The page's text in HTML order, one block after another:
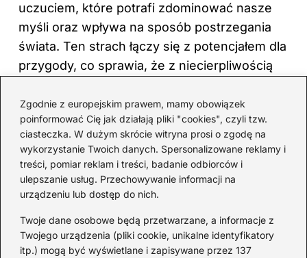
Zgodnie z europejskim prawem, mamy obowiązek
poinformować Cię jak działają pliki "cookies", czyli tzw.
ciasteczka. W dużym skrócie witryna prosi o zgodę na
wykorzystanie Twoich danych. Spersonalizowane reklamy i
treści, pomiar reklam i treści, badanie odbiorców i
ulepszanie usług. Przechowywanie informacji na
urządzeniu lub dostęp do nich.
Twoje dane osobowe będą przetwarzane, a informacje z
Twojego urządzenia (pliki cookie, unikalne identyfikatory
itp.) mogą być wyświetlane i zapisywane przez 137
uczuciem, które potrafi zdominować nasze
myśli oraz wpływa na sposób postrzegania
świata. Ten strach łączy się z potencjałem dla
przygody, co sprawia, że z niecierpliwością
Odkrywanie mitów Cthulhu daje mi możliwość
swobodnego eksplorowania moich lęków w
bezpiecznym środowisku. Każda sesja
przynosi nowe przygody, które pozwalają mi
zbadać zarównociemną stronę ludzkiej
mnie świata. Wyjątkowe scenariusze, takie
jak „Samotnie przeciwko płomieniom” czy